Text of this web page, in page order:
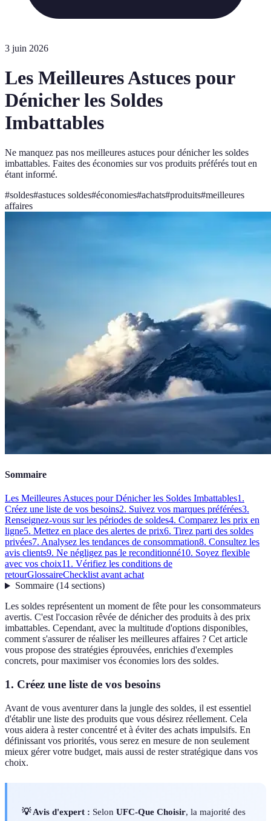
3 juin 2026
Les Meilleures Astuces pour
Dénicher les Soldes
Imbattables
Ne manquez pas nos meilleures astuces pour dénicher les soldes
imbattables. Faites des économies sur vos produits préférés tout en
étant informé.
#soldes#astuces soldes#économies#achats#produits#meilleures
affaires
Sommaire
Les Meilleures Astuces pour Dénicher les Soldes Imbattables1.
Créez une liste de vos besoins2. Suivez vos marques préférées3.
Renseignez-vous sur les périodes de soldes4. Comparez les prix en
ligne5. Mettez en place des alertes de prix6. Tirez parti des soldes
privées7. Analysez les tendances de consommation8. Consultez les
avis clients9. Ne négligez pas le reconditionné10. Soyez flexible
avec vos choix11. Vérifiez les conditions de
retourGlossaireChecklist avant achat
Sommaire(14 sections)
Les soldes représentent un moment de fête pour les consommateurs
avertis. C'est l'occasion rêvée de dénicher des produits à des prix
imbattables. Cependant, avec la multitude d'options disponibles,
comment s'assurer de réaliser les meilleures affaires ? Cet article
vous propose des stratégies éprouvées, enrichies d'exemples
concrets, pour maximiser vos économies lors des soldes.
1. Créez une liste de vos besoins
Avant de vous aventurer dans la jungle des soldes, il est essentiel
d'établir une liste des produits que vous désirez réellement. Cela
vous aidera à rester concentré et à éviter des achats impulsifs. En
définissant vos priorités, vous serez en mesure de non seulement
mieux gérer votre budget, mais aussi de rester stratégique dans vos
choix.
💡 Avis d'expert : Selon UFC-Que Choisir, la majorité des